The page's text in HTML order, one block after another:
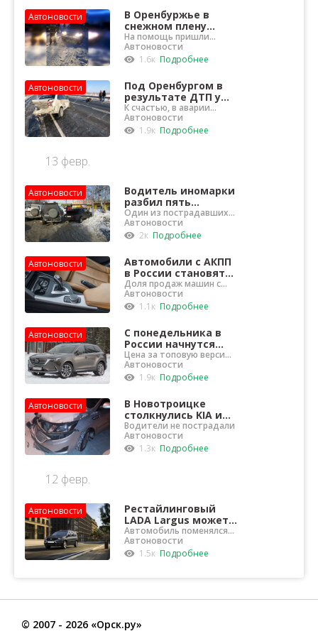
Автоновости
В Оренбуржье в
снежном плену
оказались семь
автомобилей
На помощь пришли
спасатели
Автоновости
1.6к Подробнее
Автоновости
Под Оренбургом в
результате ДТП у
«Лады Гранты»
вырвало двигатель
К счастью, в аварии
никто не пострадал
Автоновости
1.9к Подробнее
13 февр.
Автоновости
Водитель иномарки
разбил пять
автомобилей и сбил
двух пешеходов
Один из пострадавших
скончался
Автоновости
2к Подробнее
Автоновости
Автомобили с АКПП
в России становятся
все более
популярными
Доля продаж машин с
«автоматом» составила
62%
Автоновости
1.1к Подробнее
Автоновости
С понедельника в
России начнутся
продажи
обновленного
кроссовера Mazda
Цена за топовую версию
составит 3 703 000
рублей
Автоновости
1.9к Подробнее
Автоновости
В Новотроицке
столкнулись KIA и
«Газель»
Водители не пострадали
Автоновости
1.3к Подробнее
12 февр.
Автоновости
Рестайлинговый
LADA Largus может
подорожать на 100
000 рублей
Автомобиль поменялся
только внешне
Автоновости
1.5к Подробнее
© 2007 - 2026 «Орск.ру»